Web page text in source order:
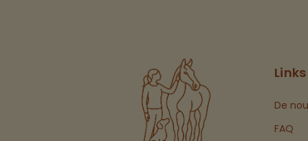
Links
De
FAQ